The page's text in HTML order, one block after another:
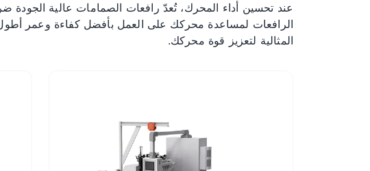
المثالية لتعزيز قوة محركك.